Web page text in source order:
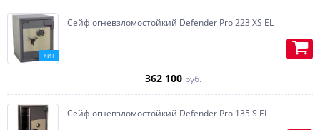
ХИТ
Сейф огневзломостойкий Defender Pro 223 XS EL
362 100 руб.
Сейф огневзломостойкий Defender Pro 135 S EL